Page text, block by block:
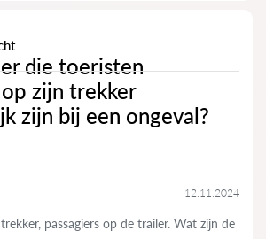
die toeristen
zijn trekker
zijn bij een ongeval?
12.11.2024
passagiers op de trailer. Wat zijn de